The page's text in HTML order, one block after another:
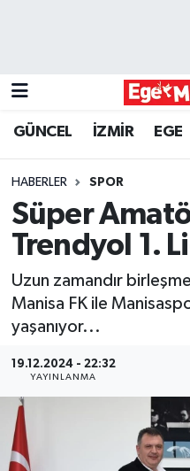
GÜNCEL İZMİR EGE
HABERLER SPOR
Süper
Trendyol 1.
Uzun zamandır
Manisa FK ile
yaşanıyor...
19.12.2024 - 22:32
YAYINLANMA
GÜNCEL
ÖZEL HABER
Programlar
SPOR